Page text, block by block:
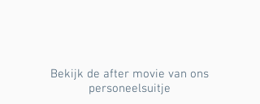
Bekijk de after movie van ons
personeelsuitje